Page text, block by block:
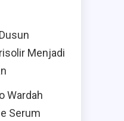
Menjadi
Wardah
Serum